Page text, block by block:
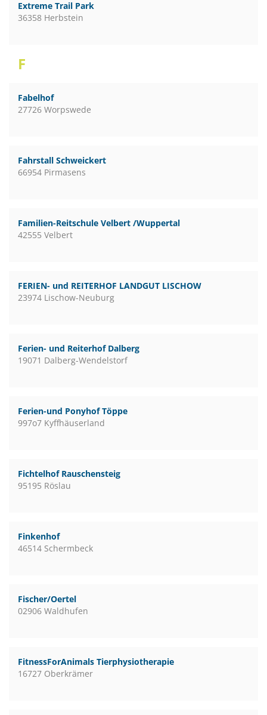
Extreme Trail Park
36358 Herbstein
F
Fabelhof
27726 Worpswede
Fahrstall Schweickert
66954 Pirmasens
Familien-Reitschule Velbert /Wuppertal
42555 Velbert
FERIEN- und REITERHOF LANDGUT LISCHOW
23974 Lischow-Neuburg
Ferien- und Reiterhof Dalberg
19071 Dalberg-Wendelstorf
Ferien-und Ponyhof Töppe
997o7 Kyffhäuserland
Fichtelhof Rauschensteig
95195 Röslau
Finkenhof
46514 Schermbeck
Fischer/Oertel
02906 Waldhufen
FitnessForAnimals Tierphysiotherapie
16727 Oberkrämer